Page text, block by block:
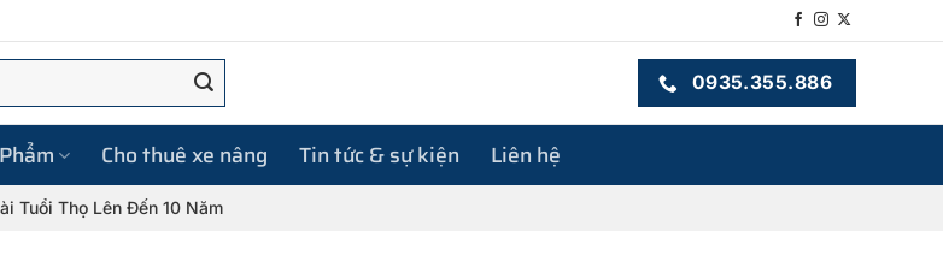
0935.355.886
Cho thuê xe nâng Tin tức & sự kiện Liên hệ
Tuổi Thọ Lên Đến 10 Năm